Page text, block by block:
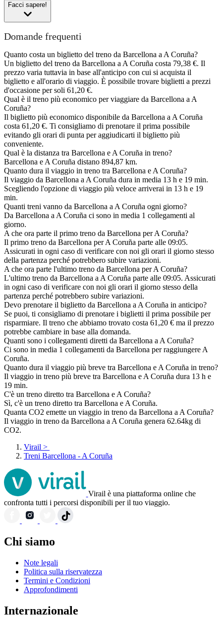
Facci sapere!
Domande frequenti
Quanto costa un biglietto del treno da Barcellona a A Coruña?
Un biglietto del treno da Barcellona a A Coruña costa 79,38 €. Il
prezzo varia tuttavia in base all'anticipo con cui si acquista il
biglietto e all'orario di viaggio. È possibile trovare biglietti a prezzi
d'occasione per soli 61,20 €.
Qual è il treno più economico per viaggiare da Barcellona a A
Coruña?
Il biglietto più economico disponibile da Barcellona a A Coruña
costa 61,20 €. Ti consigliamo di prenotare il prima possibile
evitando gli orari di punta per aggiudicarti il biglietto più
conveniente.
Qual è la distanza tra Barcellona e A Coruña in treno?
Barcellona e A Coruña distano 894,87 km.
Quanto dura il viaggio in treno tra Barcellona e A Coruña?
Il viaggio da Barcellona a A Coruña dura in media 13 h e 19 min.
Scegliendo l'opzione di viaggio più veloce arriverai in 13 h e 19
min.
Quanti treni vanno da Barcellona a A Coruña ogni giorno?
Da Barcellona a A Coruña ci sono in media 1 collegamenti al
giorno.
A che ora parte il primo treno da Barcellona per A Coruña?
Il primo treno da Barcellona per A Coruña parte alle 09:05.
Assicurati in ogni caso di verificare con noi gli orari il giorno stesso
della partenza perché potrebbero subire variazioni.
A che ora parte l'ultimo treno da Barcellona per A Coruña?
L'ultimo treno da Barcellona a A Coruña parte alle 09:05. Assicurati
in ogni caso di verificare con noi gli orari il giorno stesso della
partenza perché potrebbero subire variazioni.
Devo prenotare il biglietto da Barcellona a A Coruña in anticipo?
Se puoi, ti consigliamo di prenotare i biglietti il prima possibile per
risparmiare. Il treno che abbiamo trovato costa 61,20 € ma il prezzo
potrebbe cambiare in base alla domanda.
Quanti sono i collegamenti diretti da Barcellona a A Coruña?
Ci sono in media 1 collegamenti da Barcellona per raggiungere A
Coruña.
Quanto dura il viaggio più breve tra Barcellona e A Coruña in treno?
Il viaggio in treno più breve tra Barcellona e A Coruña dura 13 h e
19 min.
C'è un treno diretto tra Barcellona e A Coruña?
Sì, c'è un treno diretto tra Barcellona e A Coruña.
Quanta CO2 emette un viaggio in treno da Barcellona a A Coruña?
Il viaggio in treno da Barcellona a A Coruña genera 62.64kg di
CO2.
Virail >
Treni Barcellona - A Coruña
Virail è una piattaforma online che
confronta tutti i percorsi disponibili per il tuo viaggio.
Chi siamo
Note legali
Politica sulla riservatezza
Termini e Condizioni
Approfondimenti
Internazionale